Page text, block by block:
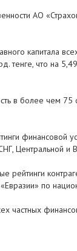
АО
капитала
тенге, что на
в более чем 75
финансовой
Центральной и
по